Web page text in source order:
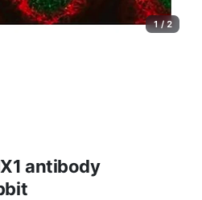
1 / 2
antibody